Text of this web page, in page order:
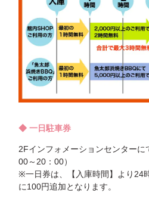
◆ 一日駐車券
2Fインフォメーションセンターに
00～20：00）
※一日券は、【入庫時間】より24
に100円追加となります。